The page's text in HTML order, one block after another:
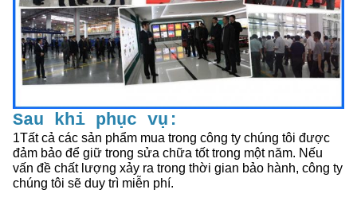
Sau khi phục vụ:
1Tất cả các sản phẩm mua trong công ty chúng tôi được
đảm bảo để giữ trong sửa chữa tốt trong một năm. Nếu
vấn đề chất lượng xảy ra trong thời gian bảo hành, công ty
chúng tôi sẽ duy trì miễn phí.